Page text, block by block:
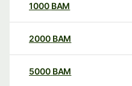
1000 BAM
2000 BAM
5000 BAM